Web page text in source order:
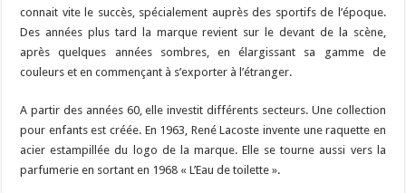
connait vite le succès, spécialement auprès des sportifs de l’époque.
Des années plus tard la marque revient sur le devant de la scène,
après quelques années sombres, en élargissant sa gamme de
couleurs et en commençant à s’exporter à l’étranger.
A partir des années 60, elle investit différents secteurs. Une collection
pour enfants est créée. En 1963, René Lacoste invente une raquette en
acier estampillée du logo de la marque. Elle se tourne aussi vers la
parfumerie en sortant en 1968 « L’Eau de toilette ».